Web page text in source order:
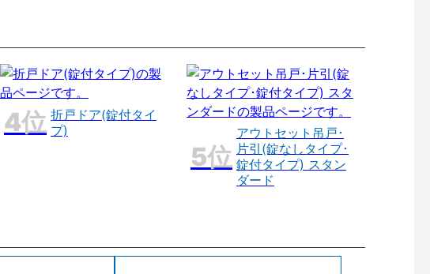
折戸ドア(錠付タイ
プ)
アウトセット吊戸･
片引(錠なしタイプ･
錠付タイプ) スタン
ダード